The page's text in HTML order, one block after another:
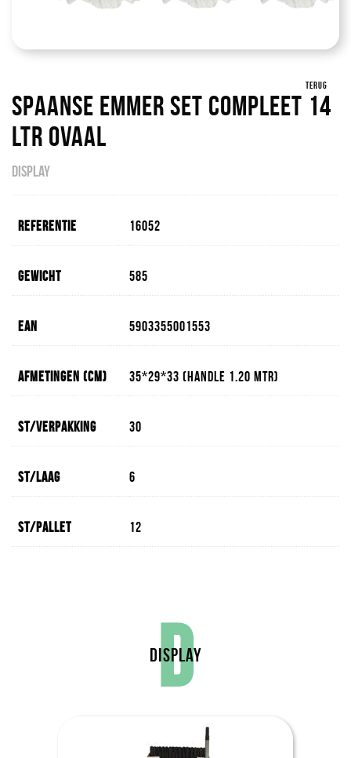
TERUG
Spaanse Emmer Set Compleet 14
Ltr Ovaal
DISPLAY
Referentie 16052
Gewicht 585
EAN 5903355001553
Afmetingen (cm) 35*29*33 (handle 1.20 mtr)
St/verpakking 30
St/laag 6
St/pallet 12
D
DISPLAY